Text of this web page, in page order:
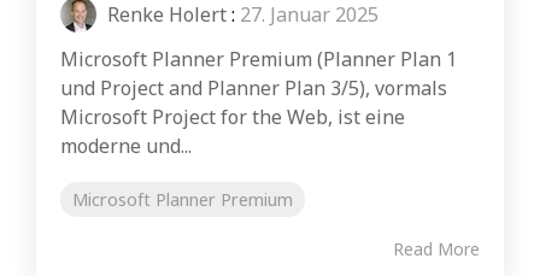
Renke Holert: 27. Januar 2025
Microsoft Planner Premium (Planner Plan 1
und Project and Planner Plan 3/5), vormals
Microsoft Project for the Web, ist eine
moderne und...
Microsoft Planner Premium
Read More